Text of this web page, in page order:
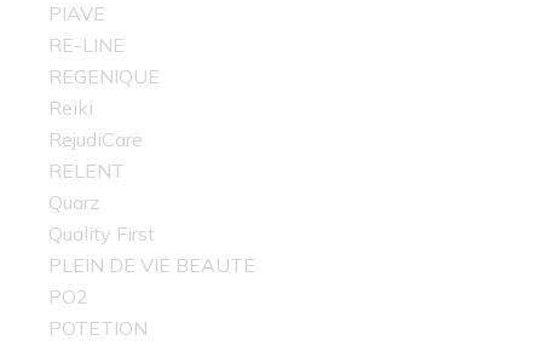
PIAVE
RE-LINE
REGENIQUE
Reiki
RejudiCare
RELENT
Quarz
Quality First
PLEIN DE VIE BEAUTE
PO2
POTETION